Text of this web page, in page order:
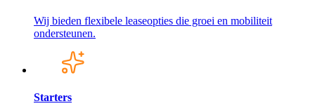
Wij bieden flexibele leaseopties die groei en mobiliteit
ondersteunen.
Starters